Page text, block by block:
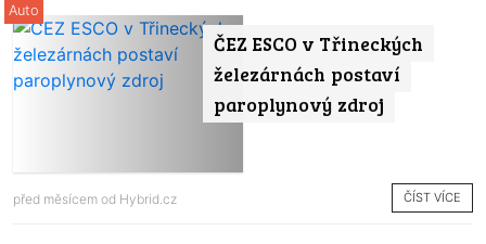
ČEZ ESCO v Třineckých
železárnách postaví
paroplynový zdroj
Auto
před měsícem od Hybrid.cz ČÍST VÍCE